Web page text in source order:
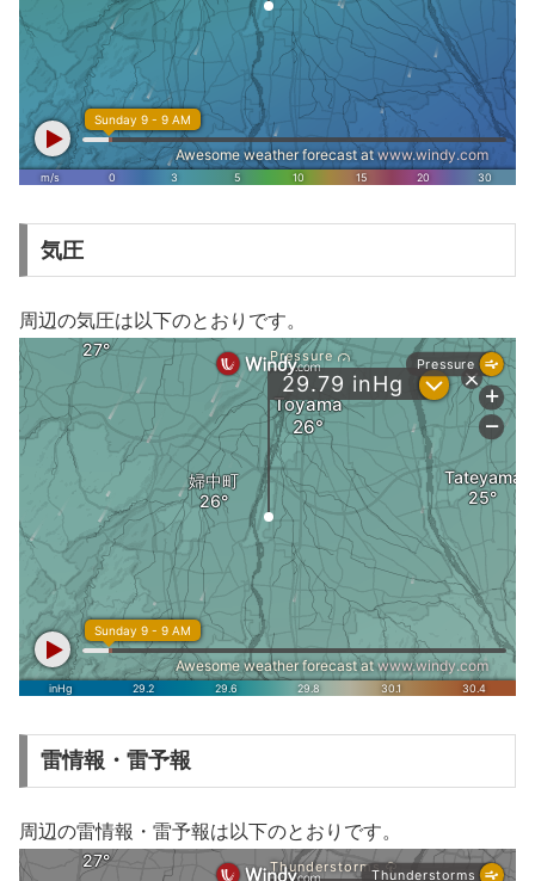
気圧
周辺の気圧は以下のとおりです。
雷情報・雷予報
周辺の雷情報・雷予報は以下のとおりです。